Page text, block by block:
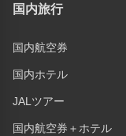
国内旅行
国内航空券
国内ホテル
JALツアー
国内航空券＋ホテル